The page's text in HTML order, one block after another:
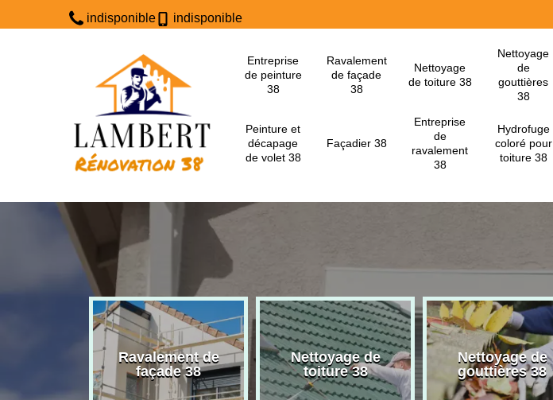
indisponible indisponible
Entreprise
de peinture
38
Ravalement
de façade
38
Nettoyage
de toiture 38
Nettoyage
de
gouttières
38
Peinture et
décapage
de volet 38
Façadier 38
Entreprise
de
ravalement
38
Hydrofuge
coloré pour
toiture 38
Ravalement de
façade 38
Nettoyage de
toiture 38
Nettoyage de
gouttières 38